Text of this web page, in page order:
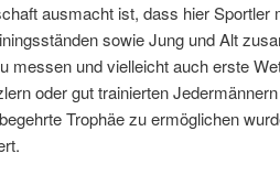
ausmacht ist, dass hier Sportler
sowie Jung und Alt
messen und vielleicht auch erste
oder gut trainierten
Trophäe zu ermöglichen